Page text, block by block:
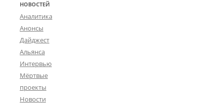
НОВОСТЕЙ
Аналитика
Анонсы
Дайджест
Альянса
Интервью
Мёртвые
проекты
Новости